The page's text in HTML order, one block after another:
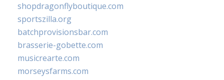
shopdragonflyboutique.com
sportszilla.org
batchprovisionsbar.com
brasserie-gobette.com
musicrearte.com
morseysfarms.com